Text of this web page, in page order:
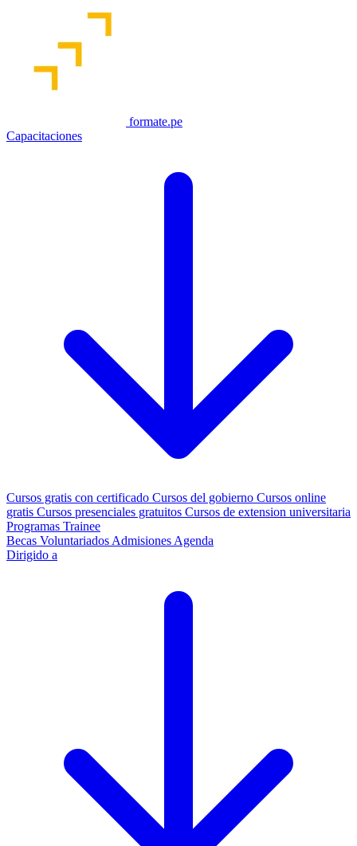
formate.pe
Capacitaciones
Cursos gratis con certificado Cursos del gobierno Cursos online
gratis Cursos presenciales gratuitos Cursos de extension universitaria
Programas Trainee
Becas Voluntariados Admisiones Agenda
Dirigido a